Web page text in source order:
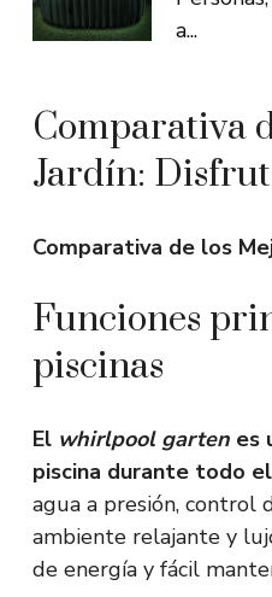
a...
Comparativa
Jardín:
Comparativa de los
Funciones
piscinas
El whirlpool garten es
piscina durante todo
agua a presión, control
ambiente relajante y
de energía y fácil